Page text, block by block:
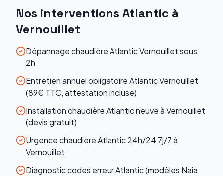
Nos interventions Atlantic à
Vernouillet
Dépannage chaudière Atlantic Vernouillet sous
2h
Entretien annuel obligatoire Atlantic Vernouillet
(89€ TTC, attestation incluse)
Installation chaudière Atlantic neuve à Vernouillet
(devis gratuit)
Urgence chaudière Atlantic 24h/24 7j/7 à
Vernouillet
Diagnostic codes erreur Atlantic (modèles Naia